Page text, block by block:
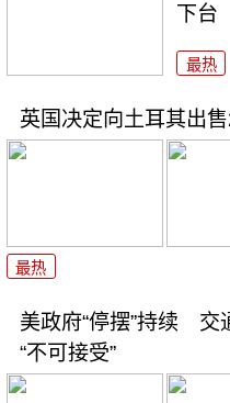
下台
最热
英国决定向土耳其出
最热
美政府“停摆”持续 交
“不可接受”